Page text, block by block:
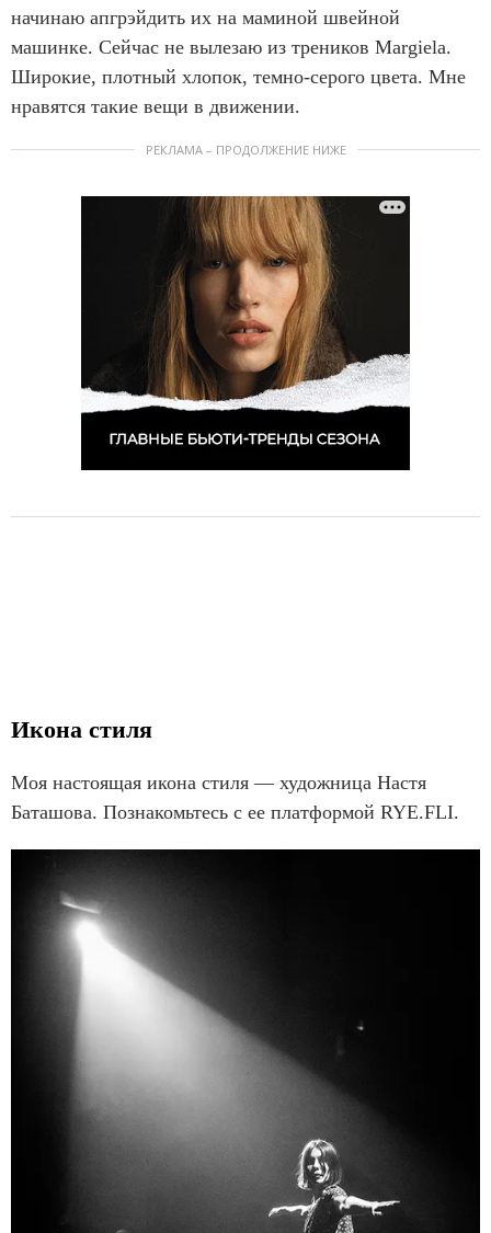
начинаю апгрэйдить их на маминой швейной
машинке. Сейчас не вылезаю из треников Margiela.
Широкие, плотный хлопок, темно-серого цвета. Мне
нравятся такие вещи в движении.
РЕКЛАМА – ПРОДОЛЖЕНИЕ НИЖЕ
Икона стиля
Моя настоящая икона стиля — художница Настя
Баташова. Познакомьтесь с ее платформой RYE.FLI.